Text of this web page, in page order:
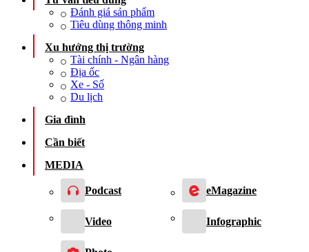
Đánh giá sản phẩm
Tiêu dùng thông minh
Xu hướng thị trường
Tài chính - Ngân hàng
Địa ốc
Xe - Số
Du lịch
Gia đình
Cần biết
MEDIA
Podcast eMagazine
Video Infographic